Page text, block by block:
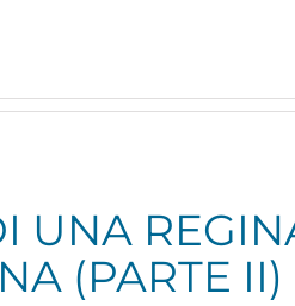
UNA
(PARTE II)